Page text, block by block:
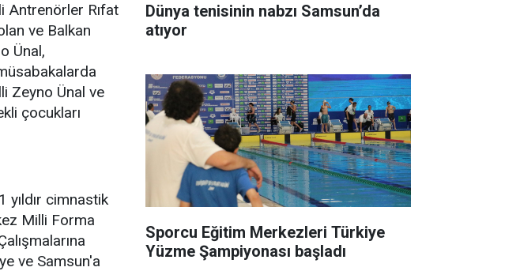
Antrenörler Rıfat
ve Balkan
Ünal,
Zeyno Ünal ve
çocukları
cimnastik
Milli Forma
ve Samsun'a
Dünya tenisinin nabzı Samsun’da
atıyor
Sporcu Eğitim Merkezleri Türkiye
Yüzme Şampiyonası başladı